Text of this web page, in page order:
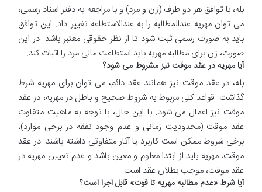
بله، با توافق هر دو طرف (زن و مرد) و با مراجعه به دفتر اسناد رسمی،
می توان مهریه عندالمطالبه را به عندالاستطاعه تغییر داد. این توافق
باید به صورت رسمی ثبت شود تا از نظر حقوقی معتبر باشد. در این
صورت، زن برای مطالبه مهریه باید استطاعت مالی مرد را اثبات کند.
آیا مهریه در عقد موقت نیز مشروط می شود؟
بله، در عقد موقت نیز همانند عقد دائم، می توان برای مهریه شرط
گذاشت. قواعد کلی مربوط به شروط صحیح و باطل در مهریه، در عقد
موقت نیز اعمال می شود. با این حال، با توجه به ماهیت متفاوت
عقد موقت (محدودیت زمانی و عدم وجود نفقه در برخی موارد)،
برخی شروط ممکن است کاربرد یا آثار متفاوتی داشته باشند. در عقد
موقت، مهریه باید از ابتدا معلوم و معین باشد و عدم تعیین مهریه در
عقد موقت، موجب بطلان عقد است.
آیا شرط «عدم مطالبه مهریه تا فوت» قابل اجرا است؟